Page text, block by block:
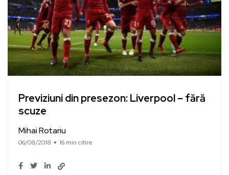
Previziuni din presezon: Liverpool – fără
scuze
Mihai Rotariu
06/08/2018 16 min citire